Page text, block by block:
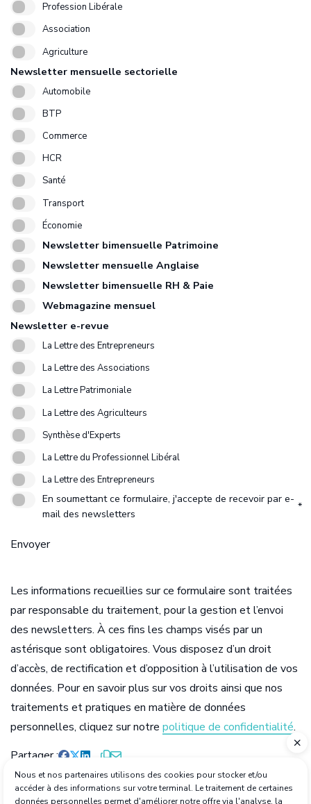
Profession Libérale
Association
Agriculture
Automobile
BTP
Commerce
HCR
Santé
Transport
Économie
Newsletter mensuelle sectorielle
Newsletter bimensuelle Patrimoine
Newsletter mensuelle Anglaise
Newsletter bimensuelle RH & Paie
Webmagazine mensuel
La Lettre des Entrepreneurs
La Lettre des Associations
La Lettre Patrimoniale
La Lettre des Agriculteurs
Synthèse d'Experts
La Lettre du Professionnel Libéral
La Lettre des Entrepreneurs
Newsletter e-revue
En soumettant ce formulaire, j'accepte de recevoir par e-
mail des newsletters
*
Envoyer
Les informations recueillies sur ce formulaire sont traitées
parresponsable du traitement, pour la gestion et l’envoi
des newsletters. À ces fins les champs visés par un
astérisque sont obligatoires. Vous disposez d’un droit
d’accès, de rectification et d’opposition à l’utilisation de vos
données. Pour en savoir plus sur vos droits ainsi que nos
traitements et pratiques en matière de données
personnelles, cliquez sur notre politique de confidentialité.
Partager
Site de démonstration
Nous et nos partenaires utilisons des cookies pour stocker et/ou
accéder à des informations sur votre terminal. Le traitement de certaines
données personnelles permet d'améliorer notre offre via l'analyse, la